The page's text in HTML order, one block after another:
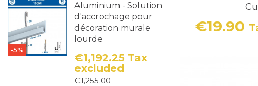
-5%
Aluminium - Solution
d'accrochage pour
décoration murale
lourde
Price
€1,192.25 Tax
excluded
Regular price
€1,255.00
€19.90